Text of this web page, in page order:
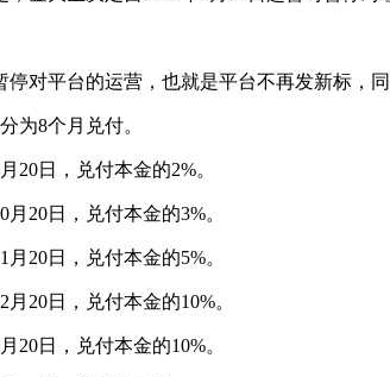
对平台的运营，也就是平台不再发新标，同
8个月兑付。
日，兑付本金的2%。
20日，兑付本金的3%。
20日，兑付本金的5%。
20日，兑付本金的10%。
日，兑付本金的10%。